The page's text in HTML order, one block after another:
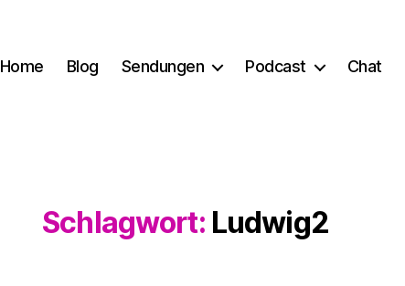
Home Blog Sendungen Podcast Chat
Schlagwort: Ludwig2